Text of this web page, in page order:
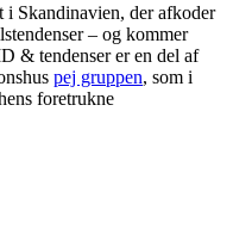
i Skandinavien, der afkoder
– og kommer
& tendenser er en del af
pej gruppen, som i
foretrukne